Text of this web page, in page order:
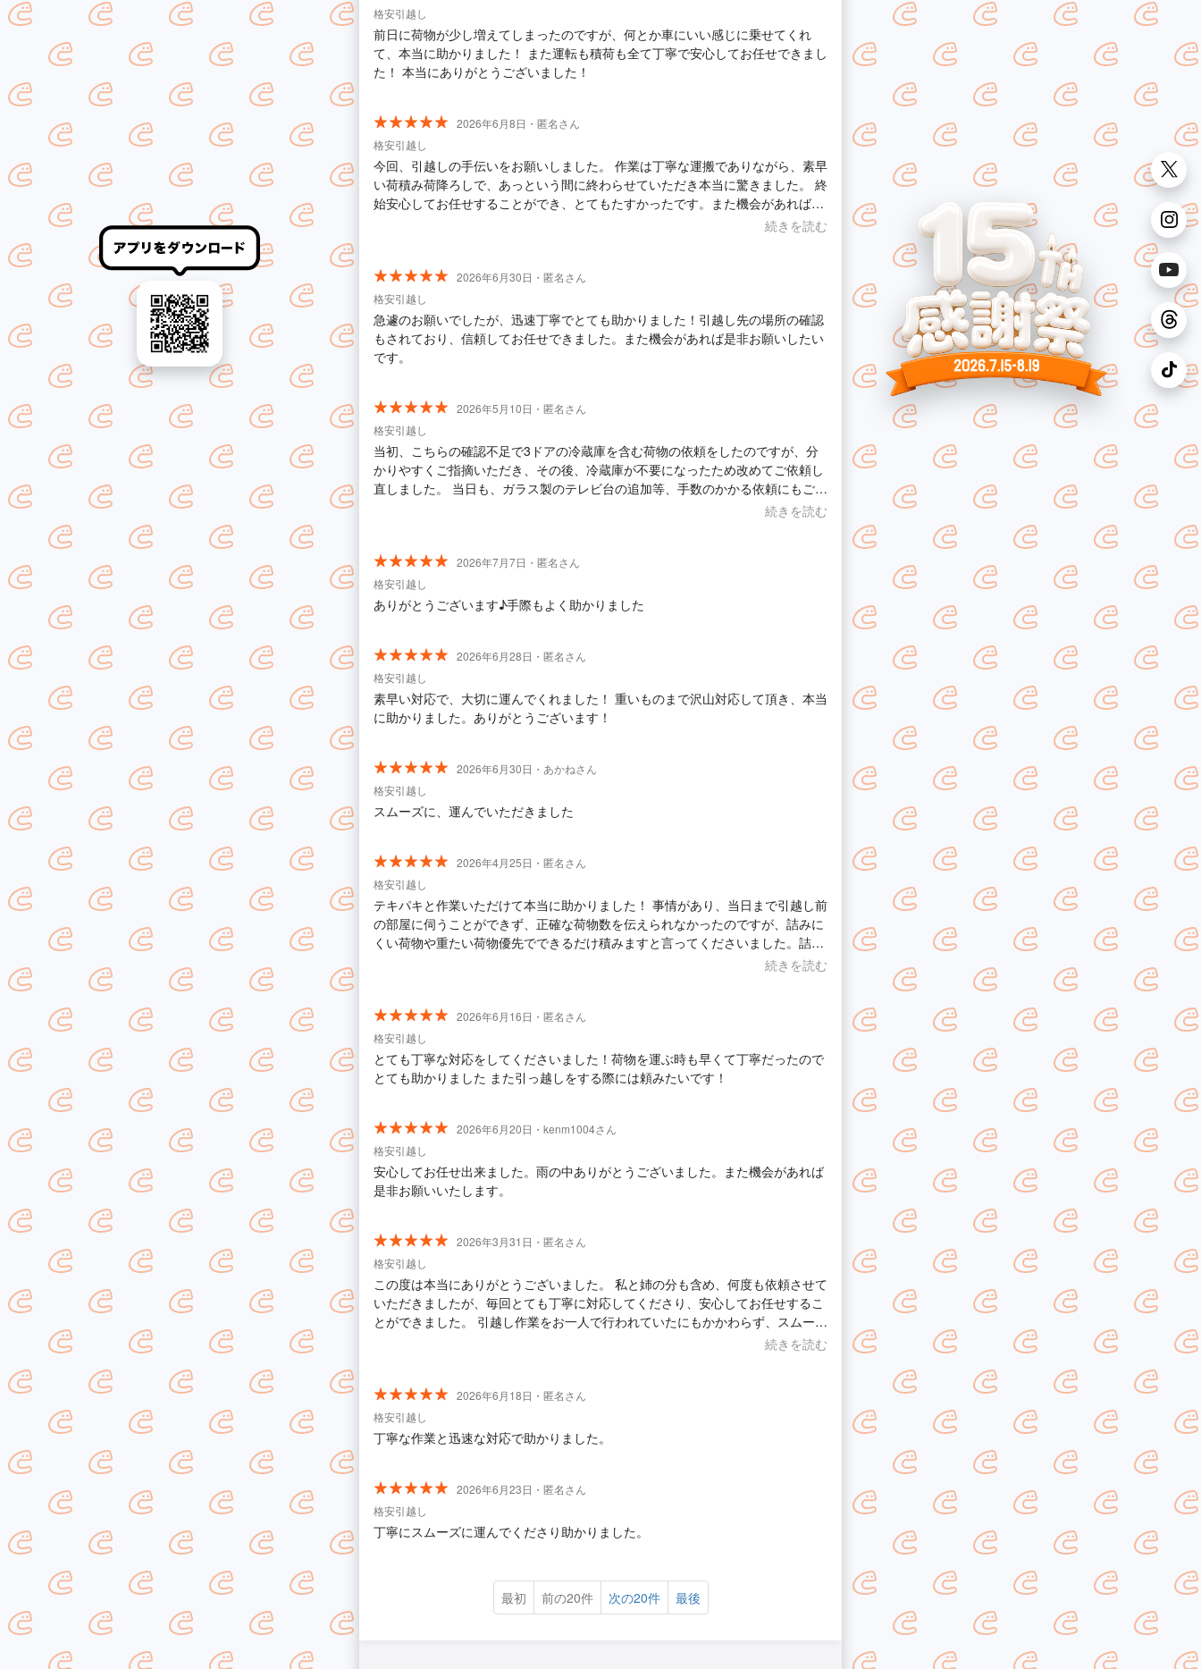
格安引越し
前日に荷物が少し増えてしまったのですが、何とか車にいい感じに乗せてくれ
て、本当に助かりました！ また運転も積荷も全て丁寧で安心してお任せできまし
た！ 本当にありがとうございました！
2026年6月8日・匿名さん
格安引越し
今回、引越しの手伝いをお願いしました。 作業は丁寧な運搬でありながら、素早
い荷積み荷降ろしで、あっという間に終わらせていただき本当に驚きました。 終
始安心してお任せすることができ、とてもたすかったです。また機会があればぜ
続きを読む
2026年6月30日・匿名さん
格安引越し
急遽のお願いでしたが、迅速丁寧でとても助かりました！引越し先の場所の確認
もされており、信頼してお任せできました。また機会があれば是非お願いしたい
です。
2026年5月10日・匿名さん
格安引越し
当初、こちらの確認不足で3ドアの冷蔵庫を含む荷物の依頼をしたのですが、分
かりやすくご指摘いただき、その後、冷蔵庫が不要になったため改めてご依頼し
直しました。 当日も、ガラス製のテレビ台の追加等、手数のかかる依頼にもご対
応いただき、また、配送品も丁寧に取り扱って頂きました。搬入もスムーズで大
続きを読む
2026年7月7日・匿名さん
格安引越し
ありがとうございます♪手際もよく助かりました
2026年6月28日・匿名さん
格安引越し
素早い対応で、大切に運んでくれました！ 重いものまで沢山対応して頂き、本当
に助かりました。ありがとうございます！
2026年6月30日・あかねさん
格安引越し
スムーズに、運んでいただきました
2026年4月25日・匿名さん
格安引越し
テキパキと作業いただけて本当に助かりました！ 事情があり、当日まで引越し前
の部屋に伺うことができず、正確な荷物数を伝えられなかったのですが、詰みに
くい荷物や重たい荷物優先でできるだけ積みますと言ってくださいました。詰み
きれなかった場合の対応についても事前にご説明いただき、不安の中でしたが安
続きを読む
2026年6月16日・匿名さん
格安引越し
とても丁寧な対応をしてくださいました！荷物を運ぶ時も早くて丁寧だったので
とても助かりました また引っ越しをする際には頼みたいです！
2026年6月20日・kenm1004さん
格安引越し
安心してお任せ出来ました。雨の中ありがとうございました。また機会があれば
是非お願いいたします。
2026年3月31日・匿名さん
格安引越し
この度は本当にありがとうございました。 私と姉の分も含め、何度も依頼させて
いただきましたが、毎回とても丁寧に対応してくださり、安心してお任せするこ
とができました。 引越し作業をお一人で行われていたにもかかわらず、スムーズ
に対応してくださりとても助かりました。また、荷物の変更や細かな相談にも快
と感じました。 作業もとてもスピーディーで、最初から最後まで安心感がありま
した。 本当に感謝しきれないほどお世話になり、「この方にお願いしてよかっ
た」と心から思っています。また機会があればぜひお願いしたいです。
続きを読む
2026年6月18日・匿名さん
格安引越し
丁寧な作業と迅速な対応で助かりました。
2026年6月23日・匿名さん
格安引越し
丁寧にスムーズに運んでくださり助かりました。
最初 前の20件 次の20件 最後